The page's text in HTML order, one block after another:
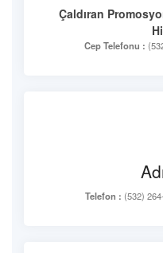
Çaldıran
Cep Telefonu :
Telefon : (532)